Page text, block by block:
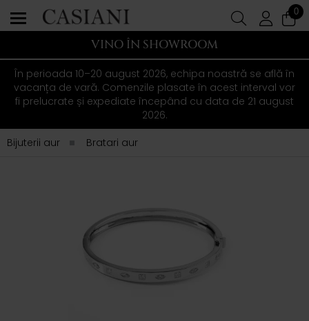
0
VINO ÎN SHOWROOM
În perioada 10–20 august 2026, echipa noastră se află în
vacanța de vară. Comenzile plasate în acest interval vor
fi prelucrate și expediate începând cu data de 21 august
2026.
Bijuterii aur
Bratari aur